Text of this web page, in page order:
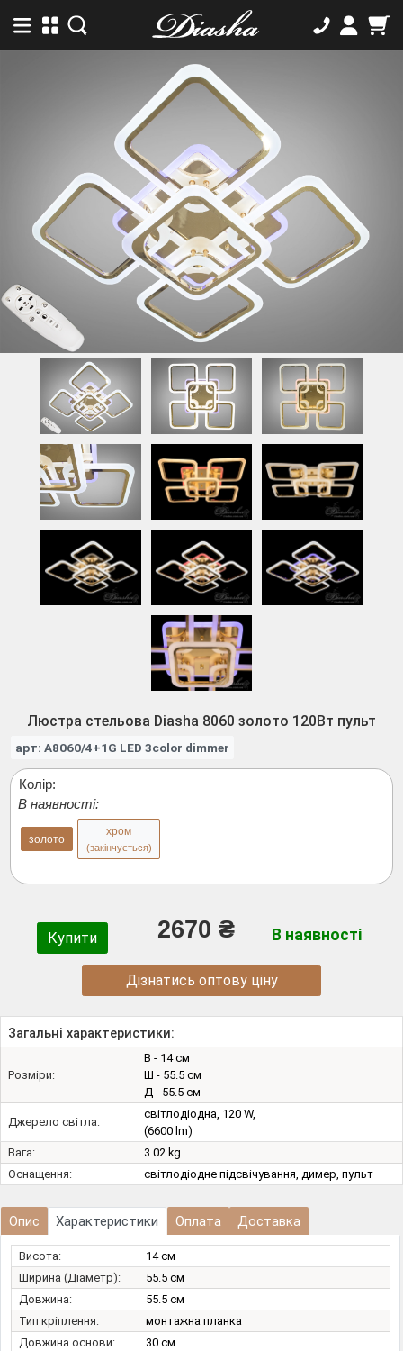
Люстра стельова Diasha 8060 золото 120Вт пульт
арт: A8060/4+1G LED 3color dimmer
Колір:
В наявності:
золото
хром
(закінчується)
Купити 2670 ₴ В наявності
Дізнатись оптову ціну
Загальні характеристики:
Розміри:
В - 14 см
Ш - 55.5 см
Д - 55.5 см
Джерело світла:
світлодіодна, 120 W,
(6600 lm)
Вага:
3.02 kg
Оснащення:
світлодіодне підсвічування, димер, пульт
Опис Характеристики Оплата Доставка
Висота:
14 см
Ширина (Діаметр):
55.5 см
Довжина:
55.5 см
Тип кріплення:
монтажна планка
Довжина основи:
30 см